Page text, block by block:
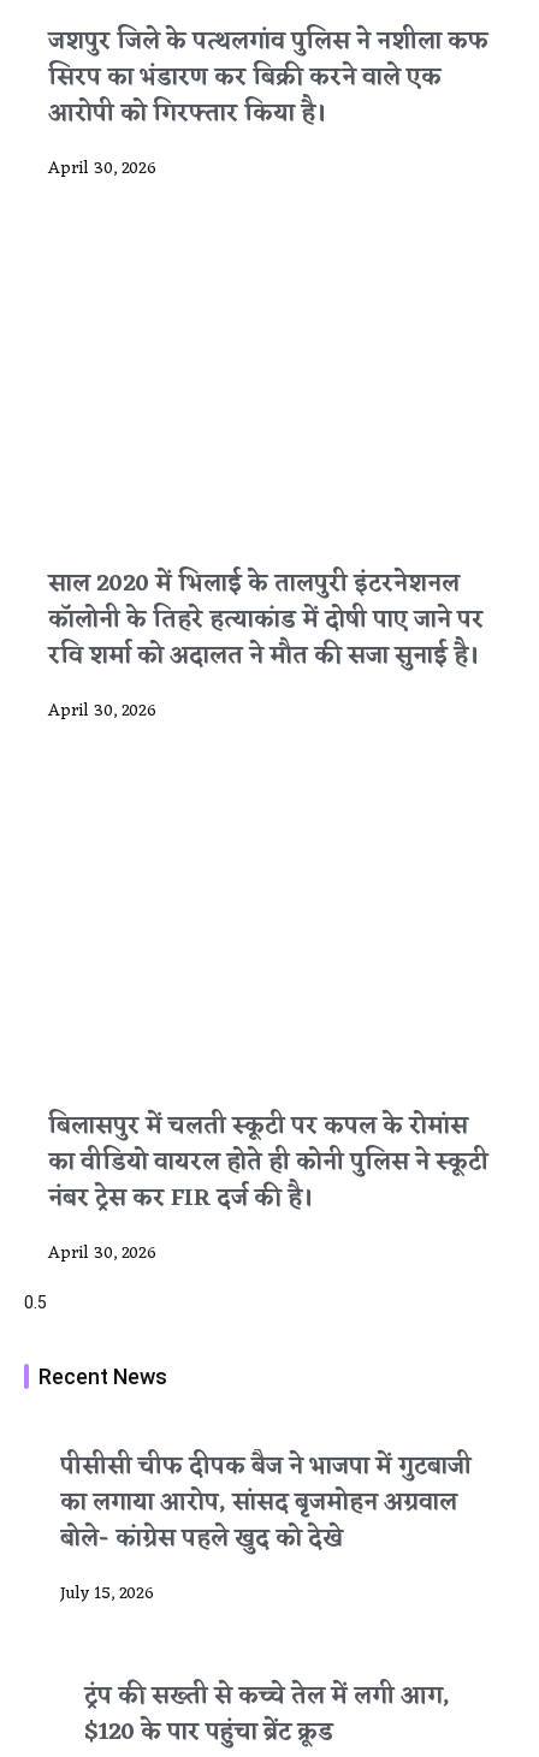
जशपुर जिले के पत्थलगांव पुलिस ने नशीला कफ
सिरप का भंडारण कर बिक्री करने वाले एक
आरोपी को गिरफ्तार किया है।
April 30, 2026
साल 2020 में भिलाई के तालपुरी इंटरनेशनल
कॉलोनी के तिहरे हत्याकांड में दोषी पाए जाने पर
रवि शर्मा को अदालत ने मौत की सजा सुनाई है।
April 30, 2026
बिलासपुर में चलती स्कूटी पर कपल के रोमांस
का वीडियो वायरल होते ही कोनी पुलिस ने स्कूटी
नंबर ट्रेस कर FIR दर्ज की है।
April 30, 2026
Recent News
पीसीसी चीफ दीपक बैज ने भाजपा में गुटबाजी
का लगाया आरोप, सांसद बृजमोहन अग्रवाल
बोले- कांग्रेस पहले खुद को देखे
July 15, 2026
ट्रंप की सख्ती से कच्चे तेल में लगी आग,
$120 के पार पहुंचा ब्रेंट क्रूड